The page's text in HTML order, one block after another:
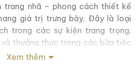
trang nhã – phong cách thiết kế
giá trị trưng bày. Đây là loại
trong các sự kiện trang trọng,
thưởng thức trong các bữa tiệc
Xem thêm